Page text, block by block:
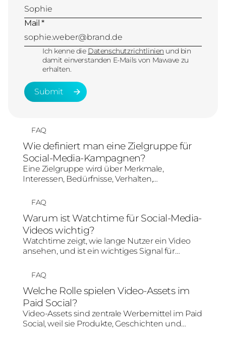
FAQ
Wie definiert man eine Zielgruppe für
Social-Media-Kampagnen?
Eine Zielgruppe wird über Merkmale,
Interessen, Bedürfnisse, Verhalten,
Entscheidungsphase definiert. Für Social-
Media-Kampagnen reicht Demografie allein
nicht aus; entscheidend ist, welche Inhalte und
Botschaften für diese Menschen relevant sind.
FAQ
Warum ist Watchtime für Social-Media-
Videos wichtig?
Watchtime zeigt, wie lange Nutzer ein Video
ansehen, und ist ein wichtiges Signal für
Watchtime kann organische Verbreitung,
Algorithmusbewertung und Creative-
Performance positiv beeinflussen.
FAQ
Welche Rolle spielen Video-Assets im
Paid Social?
Video-Assets sind zentrale Werbemittel im Paid
Social, weil sie Produkte, Geschichten und
Mail *
Ich kenne die Datenschutzrichtlinien und bin
damit einverstanden E-Mails von Mawave zu
erhalten.
Submit